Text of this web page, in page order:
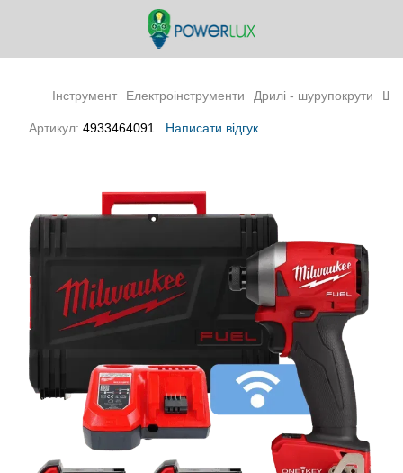
Інструмент Електроінструменти Дрилі - шурупокрути
Артикул: 4933464091 Написати відгук